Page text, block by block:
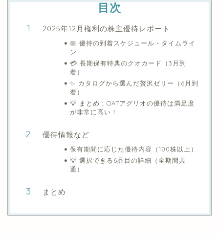
目次
2025年12月権利の株主優待レポート
📅 優待の到着スケジュール・タイムライ
ン
💳 長期保有特典のクオカード（3月到
着）
✨ カタログから選んだ贅沢ゼリー（6月到
着）
💡 まとめ：OATアグリオの優待は満足度
が非常に高い！
優待情報など
保有期間に応じた優待内容（100株以上）
💡 選択できる6品目の詳細（全期間共
通）
まとめ